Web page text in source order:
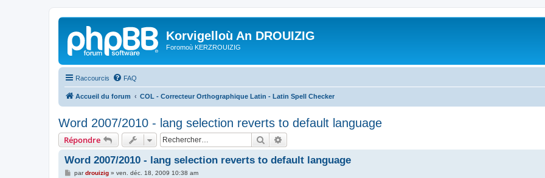
Korvigelloù An DROUIZIG
Foromoù KERZROUIZIG
Raccourcis FAQ
Accueil du forum COL - Correcteur Orthographique Latin - Latin Spell Checker
Word 2007/2010 - lang selection reverts to default language
Répondre Rechercher
Word 2007/2010 - lang selection reverts to default language
Mpardrouizig» ven. déc. 18, 2009 10:38 am